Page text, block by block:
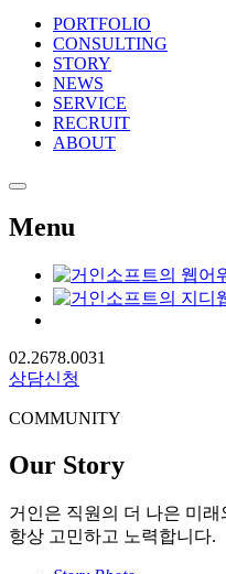
PORTFOLIO
CONSULTING
STORY
NEWS
SERVICE
RECRUIT
ABOUT
Menu
02.2678.0031
상담신청
COMMUNITY
Our Story
거인은 직원의 더 나은 미래
항상 고민하고 노력합니다.